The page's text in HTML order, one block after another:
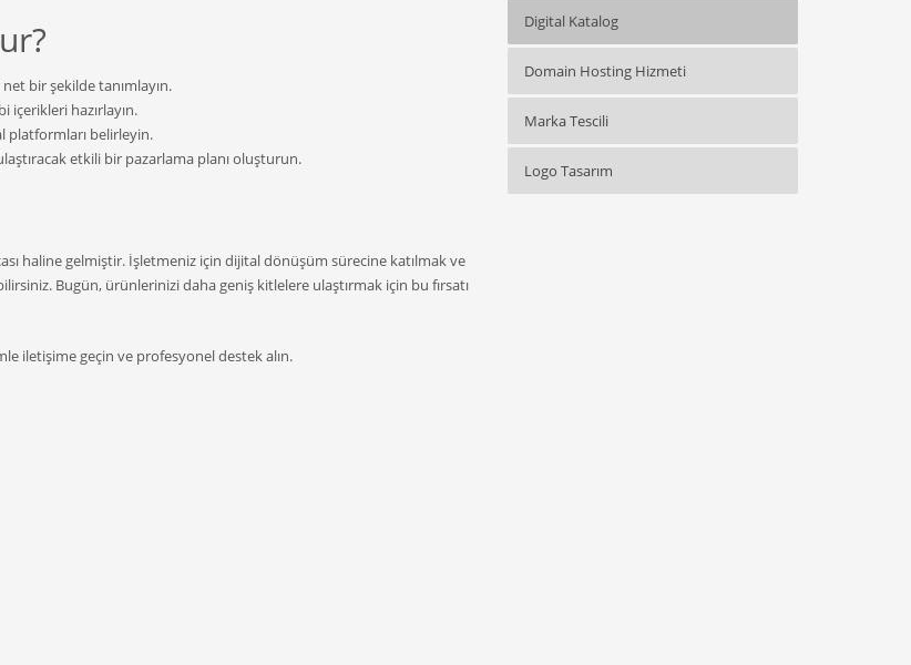
bir şekilde tanımlayın.
içerikleri hazırlayın.
platformları belirleyin.
etkili bir pazarlama planı oluşturun.
haline gelmiştir. İşletmeniz için dijital dönüşüm sürecine katılmak ve
Bugün, ürünlerinizi daha geniş kitlelere ulaştırmak için bu fırsatı
iletişime geçin ve profesyonel destek alın.
Digital Katalog
Domain Hosting Hizmeti
Marka Tescili
Logo Tasarım